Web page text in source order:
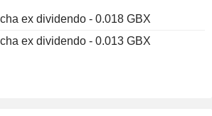
ex dividendo - 0.018 GBX
ex dividendo - 0.013 GBX